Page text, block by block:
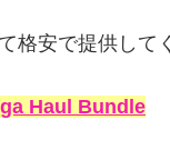
格安で提供して
Haul Bundle